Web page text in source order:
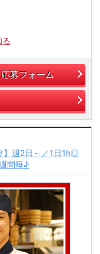
る
応募フォーム
】週2日～／1日1h◎
間毎♪